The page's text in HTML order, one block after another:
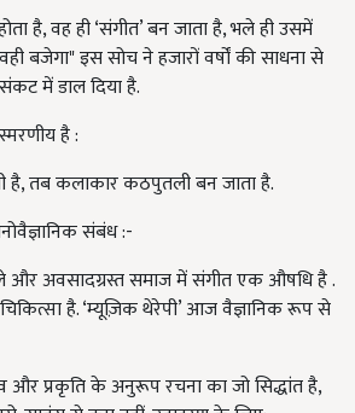
है, वह ही ‘संगीत’ बन जाता है, भले ही उसमें
बजेगा" इस सोच ने हजारों वर्षों की साधना से
में डाल दिया है.
है :
है, तब कलाकार कठपुतली बन जाता है.
संबंध :-
अवसादग्रस्त समाज में संगीत एक औषधि है .
है. ‘म्यूज़िक थेरेपी’ आज वैज्ञानिक रूप से
और प्रकृति के अनुरूप रचना का जो सिद्धांत है,